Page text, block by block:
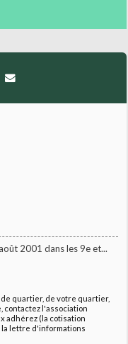
2001 dans les 9e et...
quartier, de votre quartier,
contactez l'association
adhérez (la cotisation
lettre d'informations